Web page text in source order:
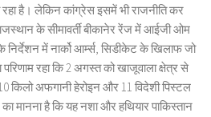
रहा है। लेकिन कांग्रेस इसमें भी राजनीति कर
के सीमावर्ती बीकानेर रेंज में आईजी ओम
में नार्को आर्म्स, सिडीकेट के खिलाफ जो
रहा कि 2 अगस्त को खाजूवाला क्षेत्र से
किलो अफगानी हेरोइन और 11 विदेशी पिस्टल
है कि यह नशा और हथियार पाकिस्तान